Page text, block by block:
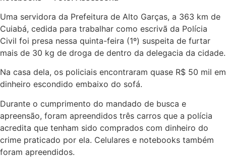
Uma servidora da Prefeitura de Alto Garças, a 363 km de
Cuiabá, cedida para trabalhar como escrivã da Polícia
Civil foi presa nessa quinta-feira (1º) suspeita de furtar
mais de 30 kg de droga de dentro da delegacia da cidade.
Na casa dela, os policiais encontraram quase R$ 50 mil em
dinheiro escondido embaixo do sofá.
Durante o cumprimento do mandado de busca e
apreensão, foram apreendidos três carros que a polícia
acredita que tenham sido comprados com dinheiro do
crime praticado por ela. Celulares e notebooks também
foram apreendidos.